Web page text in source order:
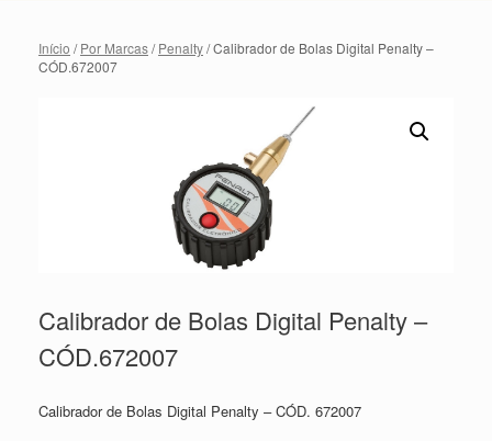
Início /Por Marcas/Penalty/ Calibrador de Bolas Digital Penalty –
CÓD.672007
Calibrador de Bolas Digital Penalty –
CÓD.672007
Calibrador de Bolas Digital Penalty – CÓD. 672007